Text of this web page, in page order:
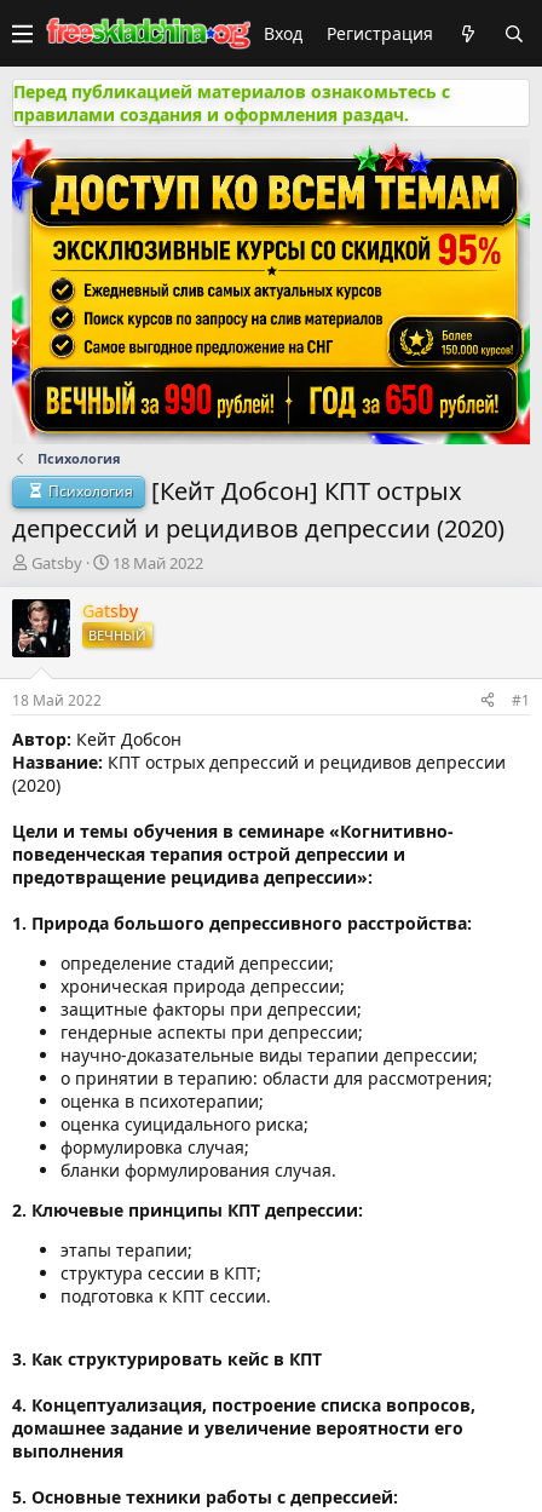
Вход Регистрация
Перед публикацией материалов ознакомьтесь с
правилами создания и оформления раздач.
Психология
Психология
[Кейт Добсон] КПТ острых
депрессий и рецидивов депрессии (2020)
А
т
о
р
т
е
м
ы
Gatsby
Д
т
а
н
а
л
а
18 Май 2022
Gatsby
ВЕЧНЫЙ
18 Май 2022 #1
Автор: Кейт Добсон
Название: КПТ острых депрессий и рецидивов депрессии
(2020)
Цели и темы обучения в семинаре «Когнитивно-
поведенческая терапия острой депрессии и
предотвращение рецидива депрессии»:
1. Природа большого депрессивного расстройства:
определение стадий депрессии;
хроническая природа депрессии;
защитные факторы при депрессии;
гендерные аспекты при депрессии;
научно-доказательные виды терапии депрессии;
о принятии в терапию: области для рассмотрения;
оценка в психотерапии;
оценка суицидального риска;
формулировка случая;
бланки формулирования случая.
2. Ключевые принципы КПТ депрессии:
этапы терапии;
структура сессии в КПТ;
подготовка к КПТ сессии.
3. Как структурировать кейс в КПТ
4. Концептуализация, построение списка вопросов,
домашнее задание и увеличение вероятности его
выполнения
5. Основные техники работы с депрессией: